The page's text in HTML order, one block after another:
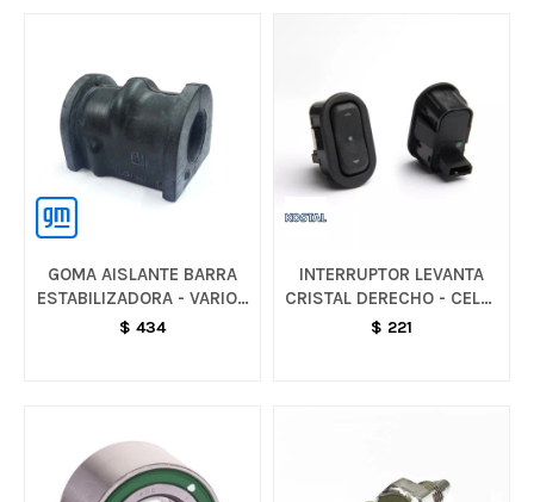
GOMA AISLANTE BARRA
ESTABILIZADORA - VARIOS
MODELOS
$ 434
INTERRUPTOR LEVANTA
CRISTAL DERECHO - CELTA
/ MERIVA
$ 221